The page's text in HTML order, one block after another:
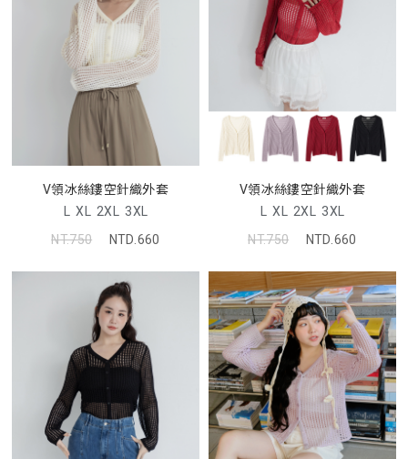
V領冰絲鏤空針織外套
L XL 2XL 3XL
NT.750
NTD.660
V領冰絲鏤空針織外套
L XL 2XL 3XL
NT.750
NTD.660